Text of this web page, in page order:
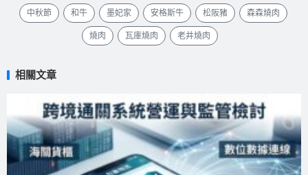
中秋節 和牛 墨妃家 安格斯牛 松阪豬 森森燒肉
燒肉 瓦庫燒肉 老井燒肉
相關文章